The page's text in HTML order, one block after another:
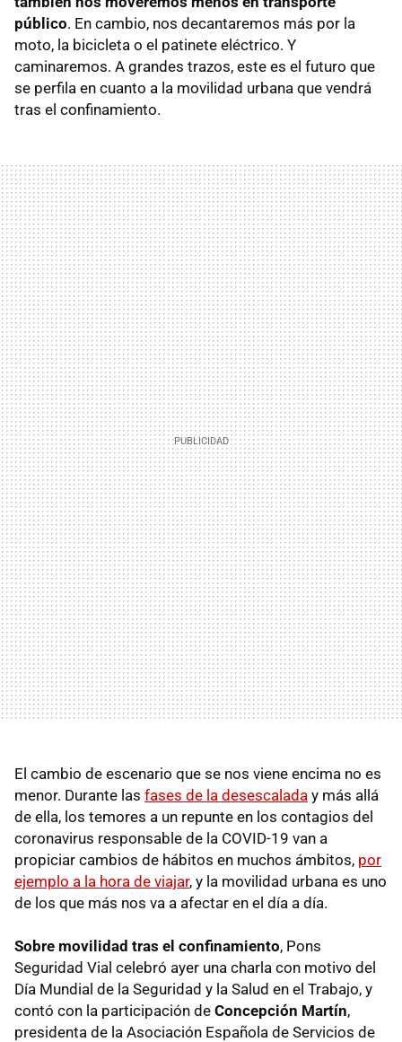
público. En cambio, nos decantaremos más por la
moto, la bicicleta o el patinete eléctrico. Y
caminaremos. A grandes trazos, este es el futuro que
se perfila en cuanto a la movilidad urbana que vendrá
tras el confinamiento.
El cambio de escenario que se nos viene encima no es
menor. Durante las fases de la desescalada y más allá
de ella, los temores a un repunte en los contagios del
coronavirus responsable de la COVID-19 van a
propiciar cambios de hábitos en muchos ámbitos, por
ejemplo a la hora de viajar, y la movilidad urbana es uno
de los que más nos va a afectar en el día a día.
Sobre movilidad tras el confinamiento, Pons
Seguridad Vial celebró ayer una charla con motivo del
Día Mundial de la Seguridad y la Salud en el Trabajo, y
contó con la participación de Concepción Martín,
presidenta de la Asociación Española de Servicios de